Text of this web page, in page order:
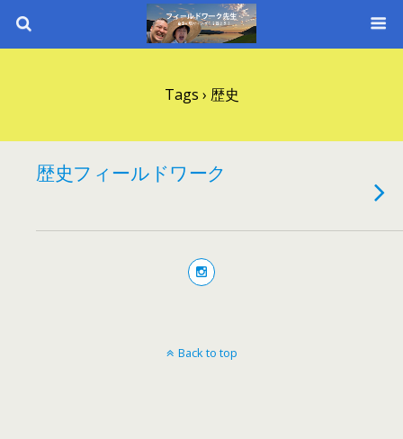
Tags › 歴史
歴史フィールドワーク
Back to top